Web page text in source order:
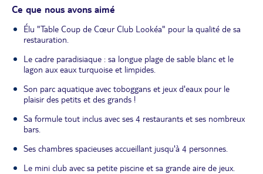
Ce que nous avons aimé
Élu "Table Coup de Cœur Club Lookéa" pour la qualité de sa
restauration.
Le cadre paradisiaque : sa longue plage de sable blanc et le
lagon aux eaux turquoise et limpides.
Son parc aquatique avec toboggans et jeux d'eaux pour le
plaisir des petits et des grands !
Sa formule tout inclus avec ses 4 restaurants et ses nombreux
bars.
Ses chambres spacieuses accueillant jusqu'à 4 personnes.
Le mini club avec sa petite piscine et sa grande aire de jeux.